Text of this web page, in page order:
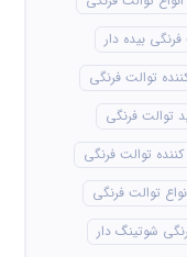
بیده دار
توالت فرنگی
توالت فرنگی
کننده توالت فرنگی
توالت فرنگی
شوتینگ دار